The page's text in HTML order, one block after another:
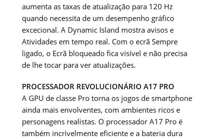
aumenta as taxas de atualização para 120 Hz
quando necessita de um desempenho gráfico
excecional. A Dynamic Island mostra avisos e
Atividades em tempo real. Com o ecrã Sempre
ligado, o Ecrã bloqueado fica visível e não precisa
de lhe tocar para ver atualizações.
PROCESSADOR REVOLUCIONÁRIO A17 PRO
A GPU de classe Pro torna os jogos de smartphone
ainda mais envolventes, com ambientes ricos e
personagens realistas. O processador A17 Pro é
também incrivelmente eficiente e a bateria dura